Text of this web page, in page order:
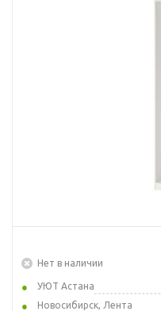
Нет в наличии
УЮТ Астана
Новосибирск, Лента